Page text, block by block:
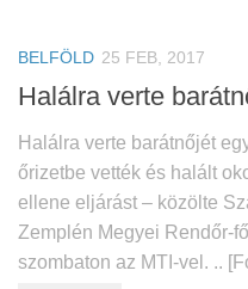
BELFÖLD 25 FEB, 2017
Halálra verte
Halálra verte barátnőjét
őrizetbe vették és halált
ellene eljárást – közölte
Zemplén Megyei Rendőr-
szombaton az MTI-vel. ..